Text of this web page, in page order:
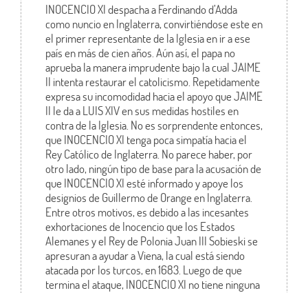
INOCENCIO XI despacha a Ferdinando d’Adda
como nuncio en Inglaterra, convirtiéndose este en
el primer representante de la Iglesia en ir a ese
país en más de cien años. Aún así, el papa no
aprueba la manera imprudente bajo la cual JAIME
II intenta restaurar el catolicismo. Repetidamente
expresa su incomodidad hacia el apoyo que JAIME
II le da a LUIS XIV en sus medidas hostiles en
contra de la Iglesia. No es sorprendente entonces,
que INOCENCIO XI tenga poca simpatía hacia el
Rey Católico de Inglaterra. No parece haber, por
otro lado, ningún tipo de base para la acusación de
que INOCENCIO XI esté informado y apoye los
designios de Guillermo de Orange en Inglaterra.
Entre otros motivos, es debido a las incesantes
exhortaciones de Inocencio que los Estados
Alemanes y el Rey de Polonia Juan III Sobieski se
apresuran a ayudar a Viena, la cual está siendo
atacada por los turcos, en 1683. Luego de que
termina el ataque, INOCENCIO XI no tiene ninguna